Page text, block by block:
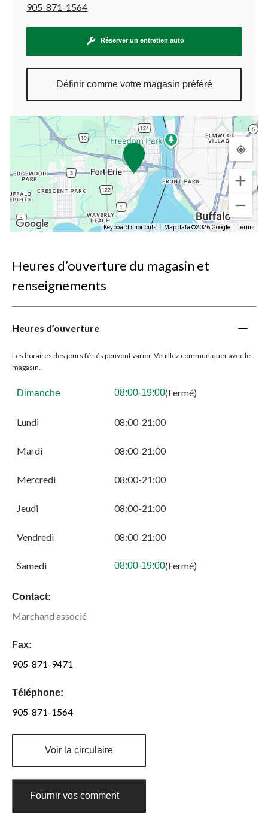
905-871-1564
Réserver un entretien auto
Définir comme votre magasin préféré
Keyboard shortcuts Map data ©2026 Google Terms
Heures d’ouverture du magasin et
renseignements
Heures d’ouverture
Les horaires des jours fériés peuvent varier. Veuillez communiquer avec le
magasin.
Dimanche 08:00-19:00(Fermé)
Lundi 08:00-21:00
Mardi 08:00-21:00
Mercredi 08:00-21:00
Jeudi 08:00-21:00
Vendredi 08:00-21:00
Samedi 08:00-19:00(Fermé)
Contact:
Marchand associé
Fax:
905-871-9471
Téléphone:
905-871-1564
Voir la circulaire
Fournir vos commentaires